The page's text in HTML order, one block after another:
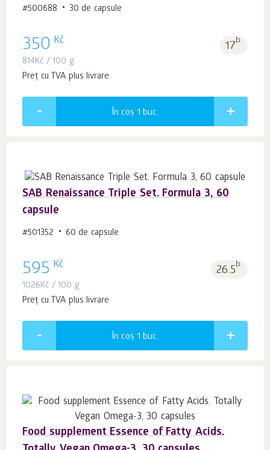
#500688 30 de capsule
350 Kč 17b.
814Kč / 100 g
Preț cu TVA plus livrare
În coș 1 buc.
SAB Renaissance Triple Set. Formula 3, 60
capsule
#501352 60 de capsule
595 Kč 26.5b.
1026Kč / 100 g
Preț cu TVA plus livrare
În coș 1 buc.
Food supplement Essence of Fatty Acids.